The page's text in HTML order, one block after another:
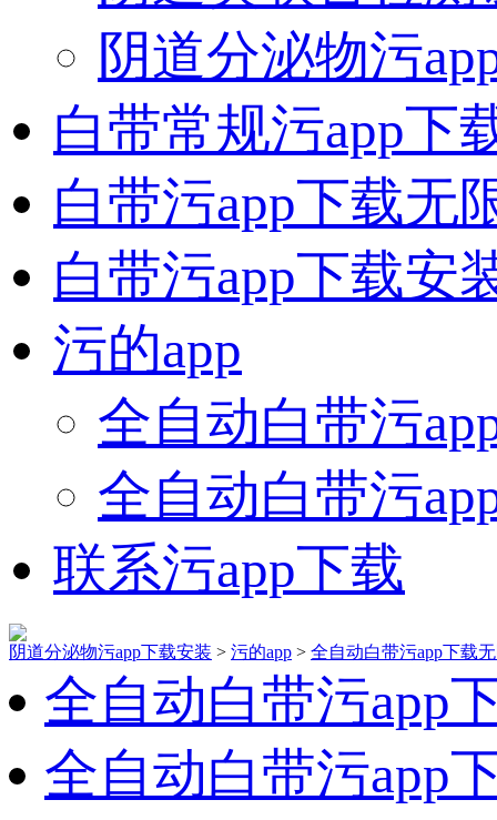
阴道分泌物污
白带常规污app下
白带污app下载无
白带污app下载安
污的app
全自动白带污
全自动白带污
联系污app下载
阴道分泌物污app下载安装 > 污的app > 全自动白带污app下载
全自动白带污app
全自动白带污app